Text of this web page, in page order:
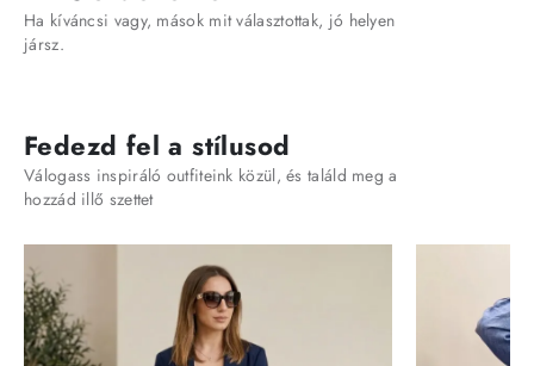
Ha kíváncsi vagy, mások mit választottak, jó helyen
jársz.
Fedezd fel a stílusod
Válogass inspiráló outfiteink közül, és találd meg a
hozzád illő szettet